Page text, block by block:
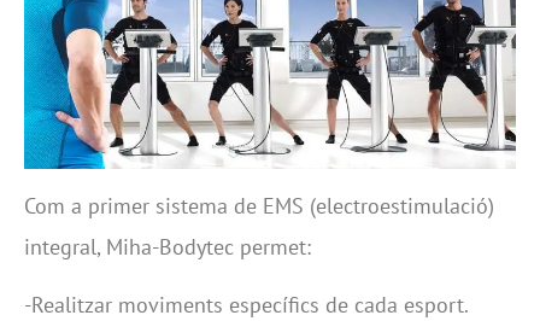
Com a primer sistema de EMS (electroestimulació)
integral, Miha-Bodytec permet:
-Realitzar moviments específics de cada esport.